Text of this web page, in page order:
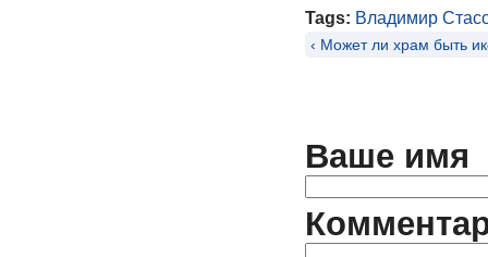
Tags: Владимир
‹ Может ли храм быть
Ваше имя